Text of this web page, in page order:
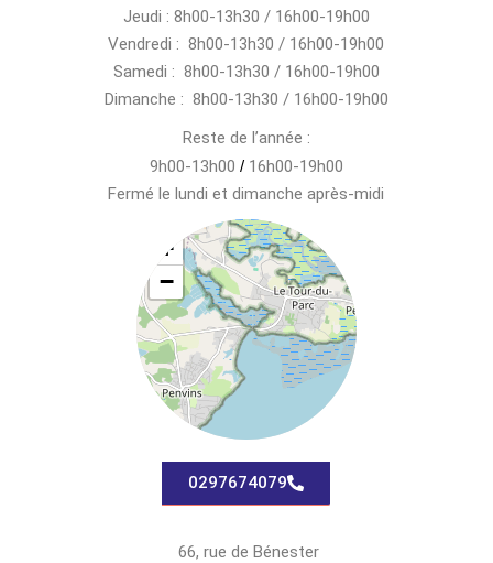
Jeudi : 8h00-13h30 / 16h00-19h00
Vendredi : 8h00-13h30 / 16h00-19h00
Samedi : 8h00-13h30 / 16h00-19h00
Dimanche : 8h00-13h30 / 16h00-19h00
Reste de l’année :
9h00-13h00 / 16h00-19h00
Fermé le lundi et dimanche après-midi
+
−
0297674079
66, rue de Bénester